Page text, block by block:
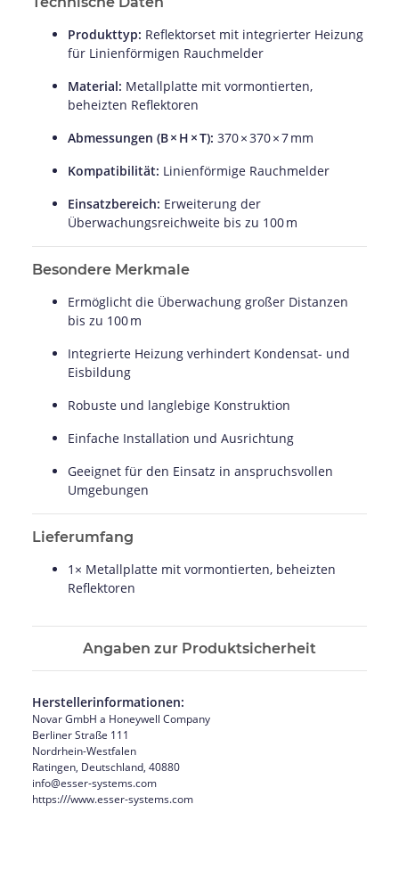
Produkttyp: Reflektorset mit integrierter Heizung
für Linienförmigen Rauchmelder
Material: Metallplatte mit vormontierten,
beheizten Reflektoren
Abmessungen (B × H × T): 370 × 370 × 7 mm
Kompatibilität: Linienförmige Rauchmelder
Einsatzbereich: Erweiterung der
Überwachungsreichweite bis zu 100 m
Besondere Merkmale
Ermöglicht die Überwachung großer Distanzen
bis zu 100 m
Integrierte Heizung verhindert Kondensat- und
Eisbildung
Robuste und langlebige Konstruktion
Einfache Installation und Ausrichtung
Geeignet für den Einsatz in anspruchsvollen
Umgebungen
Lieferumfang
1× Metallplatte mit vormontierten, beheizten
Reflektoren
Angaben zur Produktsicherheit
Herstellerinformationen:
Novar GmbH a Honeywell Company
Berliner Straße 111
Nordrhein-Westfalen
Ratingen, Deutschland, 40880
info@esser-systems.com
https:///www.esser-systems.com